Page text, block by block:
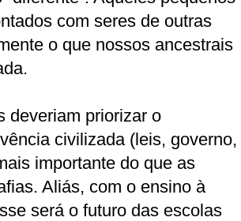
com seres de outras
o que nossos ancestrais
deveriam priorizar o
civilizada (leis, governo,
importante do que as
Aliás, com o ensino à
será o futuro das escolas